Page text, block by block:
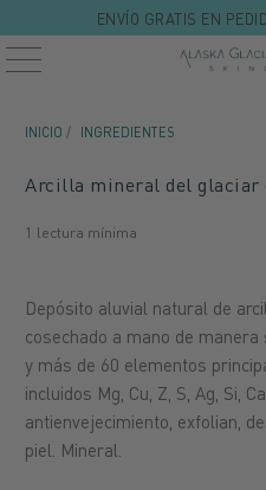
ENVÍO GRATIS EN
INICIO / INGREDIENTES
Arcilla mineral del glaciar
1 lectura mínima
Depósito aluvial natural de
cosechado a mano de
y más de 60 elementos
incluidos Mg, Cu, Z, S, Ag, Si,
antienvejecimiento, exfolian,
piel. Mineral.